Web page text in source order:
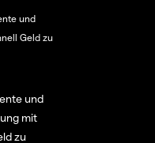
und
Geld zu
und
mit
zu